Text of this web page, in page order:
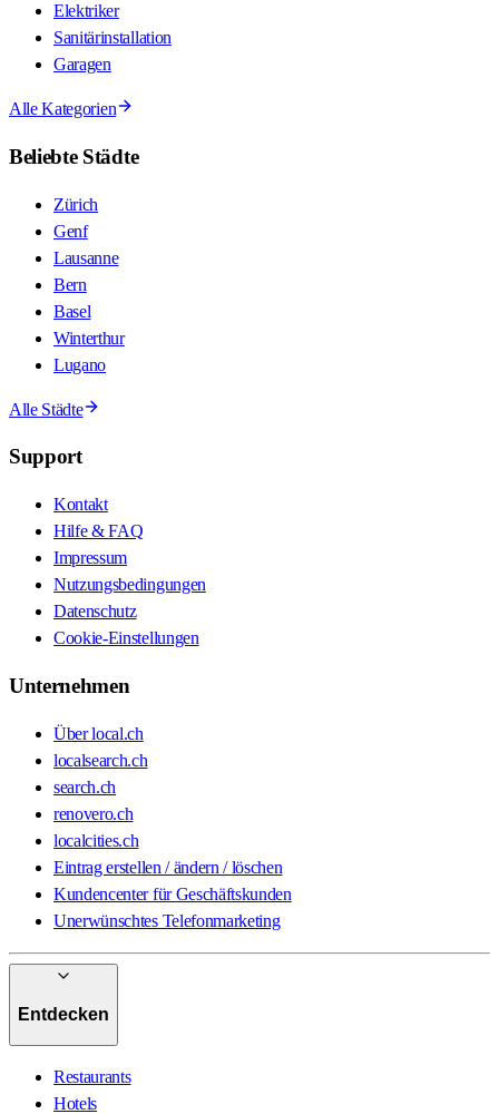
Elektriker
Sanitärinstallation
Garagen
Alle Kategorien
Beliebte Städte
Zürich
Genf
Lausanne
Bern
Basel
Winterthur
Lugano
Alle Städte
Support
Kontakt
Hilfe & FAQ
Impressum
Nutzungsbedingungen
Datenschutz
Cookie-Einstellungen
Unternehmen
Über local.ch
localsearch.ch
search.ch
renovero.ch
localcities.ch
Eintrag erstellen / ändern / löschen
Kundencenter für Geschäftskunden
Unerwünschtes Telefonmarketing
Entdecken
Restaurants
Hotels